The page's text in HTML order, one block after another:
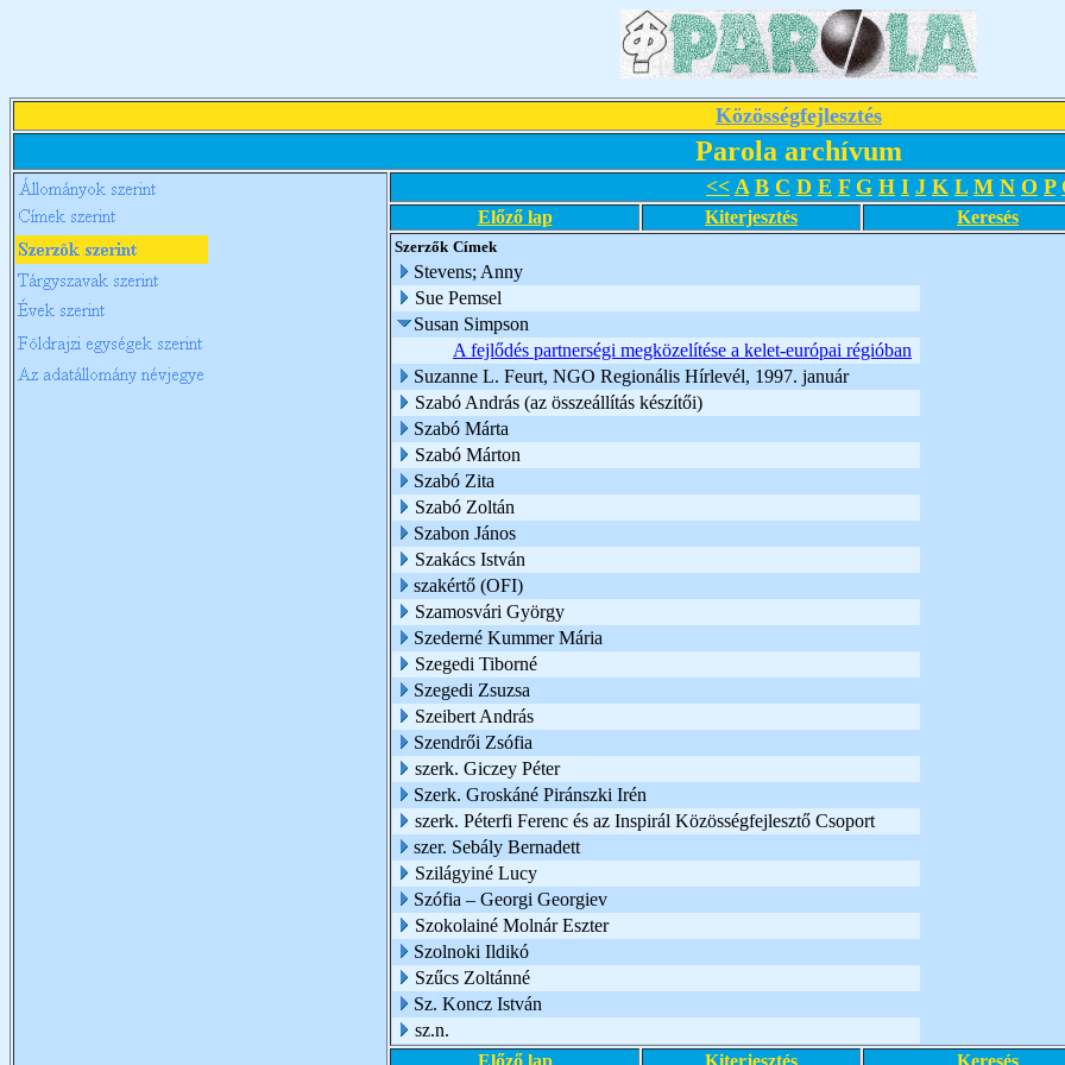
Közösségfejlesztés
Parola archívum
<< A B C D E F G H I J K L M N O P
Előző lap Kiterjesztés Keresés
Szerzők Címek
Stevens; Anny
Sue Pemsel
Susan Simpson
A fejlődés partnerségi megközelítése a kelet-európai régióban
Suzanne L. Feurt, NGO Regionális Hírlevél, 1997. január
Szabó András (az összeállítás készítői)
Szabó Márta
Szabó Márton
Szabó Zita
Szabó Zoltán
Szabon János
Szakács István
szakértő (OFI)
Szamosvári György
Szederné Kummer Mária
Szegedi Tiborné
Szegedi Zsuzsa
Szeibert András
Szendrői Zsófia
szerk. Giczey Péter
Szerk. Groskáné Piránszki Irén
szerk. Péterfi Ferenc és az Inspirál Közösségfejlesztő Csoport
szer. Sebály Bernadett
Szilágyiné Lucy
Szófia – Georgi Georgiev
Szokolainé Molnár Eszter
Szolnoki Ildikó
Szűcs Zoltánné
Sz. Koncz István
sz.n.
Előző lap
Kiterjesztés Keresés